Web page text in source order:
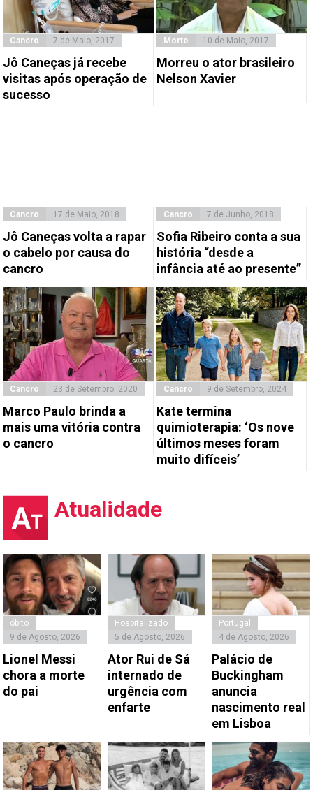
Cancro 7 de Maio, 2017
Jô Caneças já recebe
visitas após operação de
sucesso
Morte 10 de Maio, 2017
Morreu o ator brasileiro
Nelson Xavier
Cancro 17 de Maio, 2018
Jô Caneças volta a rapar
o cabelo por causa do
cancro
Cancro 7 de Junho, 2018
Sofia Ribeiro conta a sua
história “desde a
infância até ao presente”
Cancro 23 de Setembro, 2020
Marco Paulo brinda a
mais uma vitória contra
o cancro
Cancro 9 de Setembro, 2024
Kate termina
quimioterapia: ‘Os nove
últimos meses foram
muito difíceis’
Atualidade
óbito
9 de Agosto, 2026
Lionel Messi
chora a morte
do pai
Hospitalizado
5 de Agosto, 2026
Ator Rui de Sá
internado de
urgência com
enfarte
Portugal
4 de Agosto, 2026
Palácio de
Buckingham
anuncia
nascimento real
em Lisboa